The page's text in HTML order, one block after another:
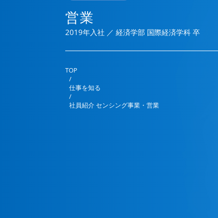
営業
2019年入社 ／ 経済学部 国際経済学科 卒
TOP
/
仕事を知る
/
社員紹介 センシング事業・営業